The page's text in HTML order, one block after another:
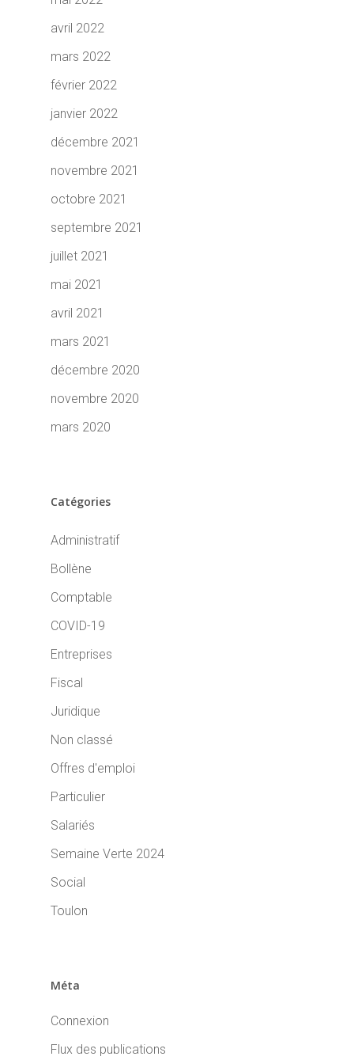
avril 2022
mars 2022
février 2022
janvier 2022
décembre 2021
novembre 2021
octobre 2021
septembre 2021
juillet 2021
mai 2021
avril 2021
mars 2021
décembre 2020
novembre 2020
mars 2020
Catégories
Administratif
Bollène
Comptable
COVID-19
Entreprises
Fiscal
Juridique
Non classé
Offres d'emploi
Particulier
Salariés
Semaine Verte 2024
Social
Toulon
Méta
Connexion
Flux des publications